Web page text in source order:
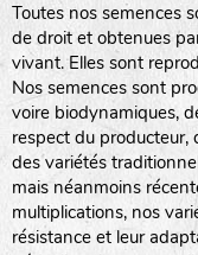
Toutes nos semences
de droit et obtenues
vivant. Elles sont
Nos semences sont
voire biodynamiques,
respect du producteur,
des variétés
mais néanmoins
multiplications, nos
résistance et leur
haies
zone